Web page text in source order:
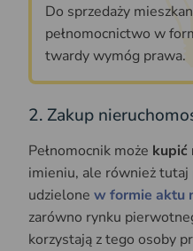
Do sprzedaży
pełnomocnictwo w
twardy wymóg prawa.
2. Zakup
Pełnomocnik może kupić
imieniu, ale również tutaj
udzielone w formie aktu
zarówno rynku
korzystają z tego osoby